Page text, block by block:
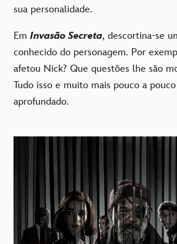
sua personalidade.
Em Invasão Secreta, descortina-se
conhecido do personagem. Por
afetou Nick? Que questões lhe são
Tudo isso e muito mais pouco a
aprofundado.